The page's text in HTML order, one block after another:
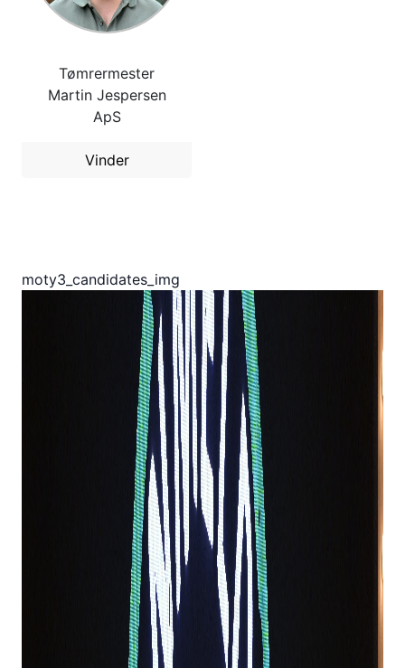
Tømrermester
Martin Jespersen
ApS
Vinder
moty3_candidates_img